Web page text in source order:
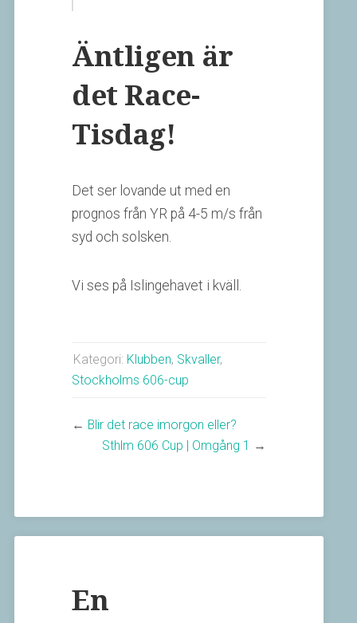
Äntligen är
det Race-
Tisdag!
Det ser lovande ut med en
prognos från YR på 4-5 m/s från
syd och solsken.
Vi ses på Islingehavet i kväll.
Kategori: Klubben, Skvaller,
Stockholms 606-cup
← Blir det race imorgon eller?
Sthlm 606 Cup | Omgång 1 →
En